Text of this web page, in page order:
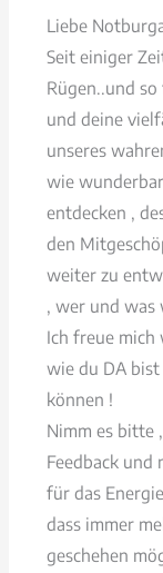
Liebe
Seit einiger
Rügen..und
und deine
unseres
wie
entdecken ,
den
weiter zu
, wer und was
Ich freue
wie du DA
können !
Nimm es bitte
Feedback und
für das
dass immer
geschehen